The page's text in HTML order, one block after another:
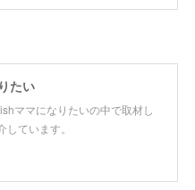
たい
ママになりたいの中で取材し
ています。